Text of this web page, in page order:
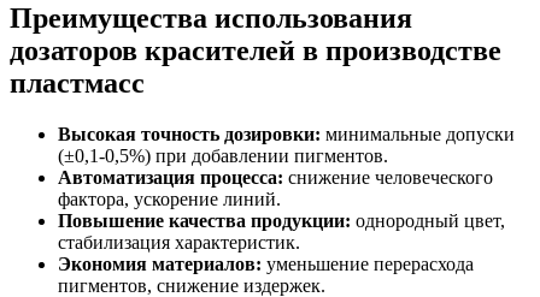
Преимущества использования
дозаторов красителей в производстве
пластмасс
Высокая точность дозировки: минимальные допуски
(±0,1-0,5%) при добавлении пигментов.
Автоматизация процесса: снижение человеческого
фактора, ускорение линий.
Повышение качества продукции: однородный цвет,
стабилизация характеристик.
Экономия материалов: уменьшение перерасхода
пигментов, снижение издержек.